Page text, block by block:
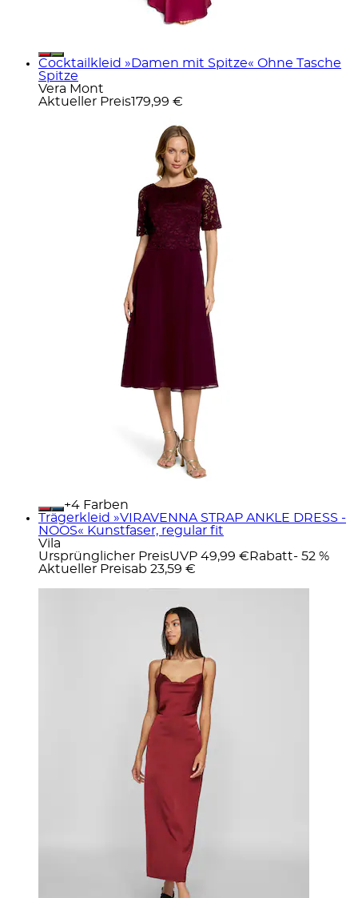
Cocktailkleid »Damen mit Spitze« Ohne Tasche
Spitze
Vera Mont
Aktueller Preis179,99 €
+
Farben
Trägerkleid »VIRAVENNA STRAP ANKLE DRESS -
NOOS« Kunstfaser, regular fit
Vila
Ursprünglicher PreisUVP 49,99 € Rabatt- 52 %
Aktueller Preisab 23,59 €